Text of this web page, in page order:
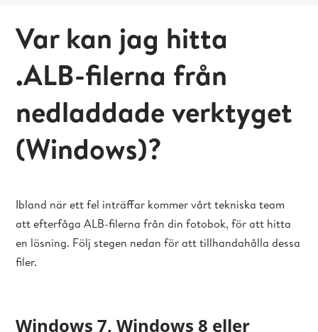
Var kan jag hitta
.ALB-filerna från
nedladdade verktyget
(Windows)?
Ibland när ett fel inträffar kommer vårt tekniska team
att efterfåga ALB-filerna från din fotobok, för att hitta
en lösning. Följ stegen nedan för att tillhandahålla dessa
filer.
Windows 7, Windows 8 eller